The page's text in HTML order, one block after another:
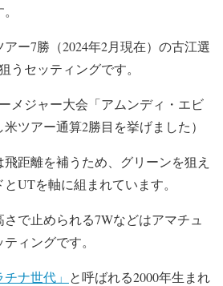
ー7勝（2024年2月現在）の古江選
うセッティングです。
ーメジャー大会「アムンディ・エビ
ツアー通算2勝目を挙げました）
距離を補うため、グリーンを狙え
UTを軸に組まれています。
で止められる7Wなどはアマチュ
ィングです。
チナ世代」 と呼ばれる2000年生まれ